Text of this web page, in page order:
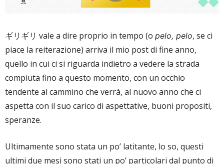
ギリギリ vale a dire proprio in tempo (o pelo, pelo, se ci
piace la reiterazione) arriva il mio post di fine anno,
quello in cui ci si riguarda indietro a vedere la strada
compiuta fino a questo momento, con un occhio
tendente al cammino che verrà, al nuovo anno che ci
aspetta con il suo carico di aspettative, buoni propositi,
speranze.
Ultimamente sono stata un po’ latitante, lo so, questi
ultimi due mesi sono stati un po’ particolari dal punto di